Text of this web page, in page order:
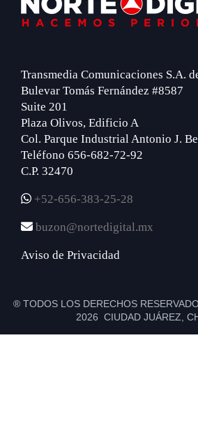
Transmedia Comunicaciones S.A.
Bulevar Tomás Fernández #8587
Suite 201
Plaza Olivos, Edificio A
Col. Parque Industrial Antonio J.
Teléfono 656-682-72-92
C.P. 32470
+52-656-383-25-28
buzon@nortedigital.mx
Aviso de Privacidad
® TODOS LOS DERECHOS
2026 CIUDAD JUÁREZ,